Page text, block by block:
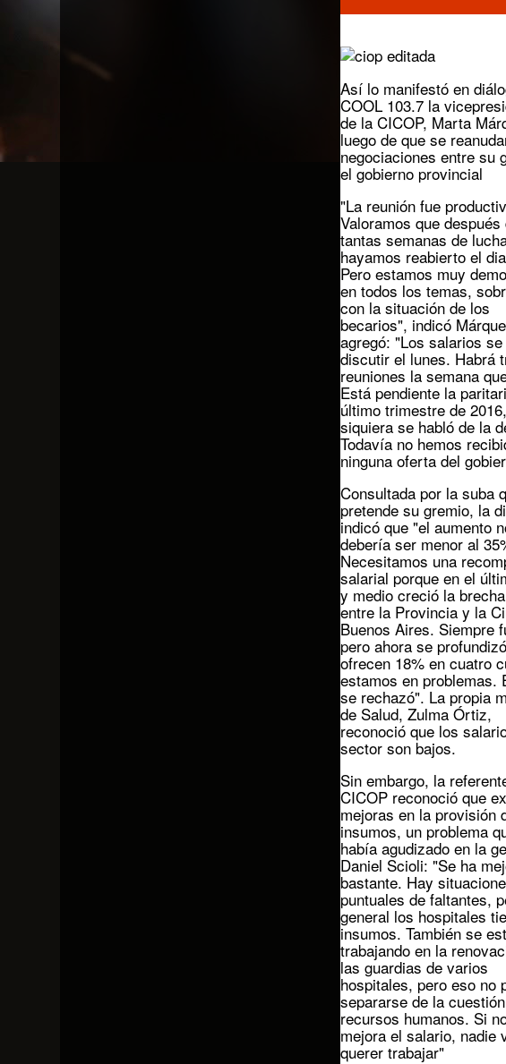
Así lo manifestó en
COOL 103.7 la
de la CICOP, Marta
luego de que se
negociaciones entre su
el gobierno provincial
"La reunión fue
Valoramos que después
tantas semanas de
hayamos reabierto el
Pero estamos muy
en todos los temas,
con la situación de los
becarios", indicó
agregó: "Los salarios
discutir el lunes. Habrá
reuniones la semana
Está pendiente la
último trimestre de
siquiera se habló de la
Todavía no hemos
ninguna oferta del
Consultada por la suba
pretende su gremio, la
indicó que "el aumento
debería ser menor al
Necesitamos una
salarial porque en el
y medio creció la
entre la Provincia y la
Buenos Aires. Siempre
pero ahora se
ofrecen 18% en cuatro
estamos en problemas.
se rechazó". La propia
de Salud, Zulma Órtiz,
reconoció que los
sector son bajos.
Sin embargo, la
CICOP reconoció que
mejoras en la provisión
insumos, un problema
había agudizado en la
Daniel Scioli: "Se ha
bastante. Hay
puntuales de faltantes,
general los hospitales
insumos. También se
trabajando en la
las guardias de varios
hospitales, pero eso no
separarse de la
recursos humanos. Si
mejora el salario, nadie
querer trabajar"